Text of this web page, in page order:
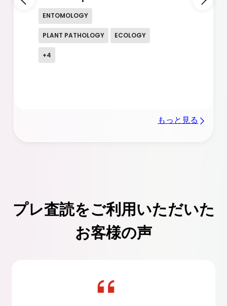
MICROBIOLOGY
GENERAL MEDICINE
HEALTH SCIENCES & SOCIAL
MEDICINE
もっと見る
プレ査読をご利用いただいた
お客様の声